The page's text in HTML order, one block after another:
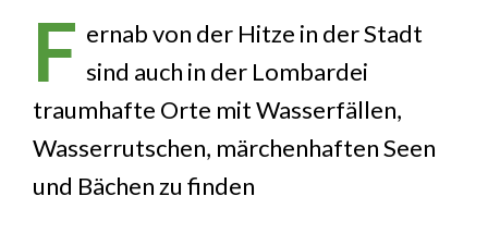
F ernab von der Hitze in der Stadt
sind auch in der Lombardei
traumhafte Orte mit Wasserfällen,
Wasserrutschen, märchenhaften Seen
und Bächen zu finden